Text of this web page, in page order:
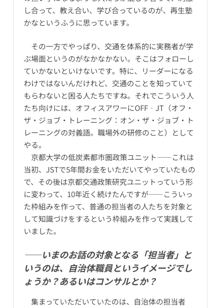
し合って、教え合い、学び合っているのが、再生塾
かなというふうに思っています。
その一方でやっぱり、交通を体系的に実務者が学
ぶ場面というのがなかなかない。そこはフォローし
ていかないといけないです。特に、リーダーになる
わけではないんだけれど、交通のことを知っていて
もらわないと困る人たちですね。それでこういう人
たち向けには、オフィスアワーにOFF‐JT（オフ・
ザ・ジョブ・トレーニング：オン・ザ・ジョブ・ト
レーニングの対義語。職場外の研修のこと）として
やる。
京都大学の低炭素都市圏政策ユニット――これは
当初、JSTで5年間お金をいただいてやっていたもの
で、その後は京都交通政策研究ユニットっていう形
に変わって、10年近く続けたんですが――こういっ
た枠組みを作って、普通の担当者の人たちを対象と
して知識づけをするという枠組みを作って実践して
いました。
――いまのお話の対象となる「担当者」と
いうのは、自治体職員というイメージでし
ょうか？あるいはコンサルとか？
集まっていただいていたのは、自治体の担当者